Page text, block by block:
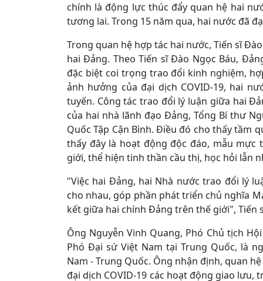
chính là động lực thúc đẩy quan hệ hai
tương lai. Trong 15 năm qua, hai nước đã
Trong quan hệ hợp tác hai nước, Tiến sĩ
hai Đảng. Theo Tiến sĩ Đào Ngọc Báu,
đặc biệt coi trọng trao đổi kinh nghiệm,
ảnh hưởng của đại dịch COVID-19, hai
tuyến. Công tác trao đổi lý luận giữa hai
của hai nhà lãnh đạo Đảng, Tổng Bí thư
Quốc Tập Cận Bình. Điều đó cho thấy tầm
thấy đây là hoạt động độc đáo, mẫu
giới, thể hiện tinh thần cầu thị, học hỏi lẫn
"Việc hai Đảng, hai Nhà nước trao đổi lý
cho nhau, góp phần phát triển chủ nghĩa
kết giữa hai chính Đảng trên thế giới", Tiến
Ông Nguyễn Vinh Quang, Phó Chủ tịch
Phó Đại sứ Việt Nam tại Trung Quốc, là
Nam - Trung Quốc. Ông nhận định, quan
đại dịch COVID-19 các hoạt động giao